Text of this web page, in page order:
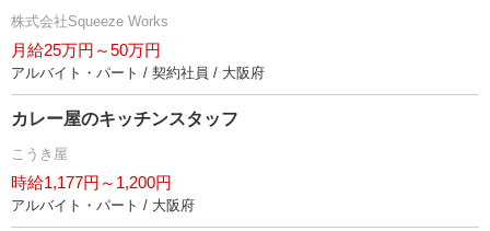
株式会社Squeeze Works
月給25万円～50万円
アルバイト・パート / 契約社員 / 大阪府
カレー屋のキッチンスタッフ
こうき屋
時給1,177円～1,200円
アルバイト・パート / 大阪府